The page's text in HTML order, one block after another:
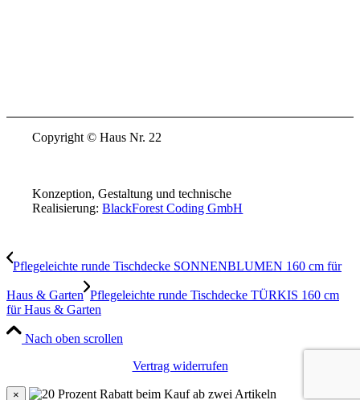
Copyright © Haus Nr. 22
Konzeption, Gestaltung und technische
Realisierung:BlackForest Coding GmbH
Pflegeleichte runde Tischdecke SONNENBLUMEN 160 cm für
Haus & Garten Pflegeleichte runde Tischdecke TÜRKIS 160 cm
für Haus & Garten
Nach oben scrollen
Vertrag widerrufen
×